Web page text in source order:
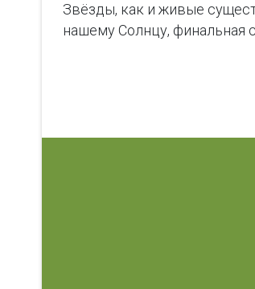
Звёзды, как и живые
нашему Солнцу, финальная